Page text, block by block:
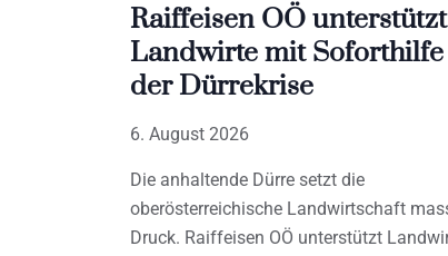
Raiffeisen OÖ unterstützt
Landwirte mit
der Dürrekrise
6. August 2026
Die anhaltende Dürre setzt die
oberösterreichische Landwirtschaft
Druck. Raiffeisen OÖ unterstützt